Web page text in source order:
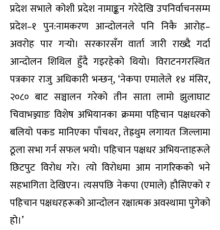
प्रदेश सभाले कोशी प्रदेश नामाङ्कन गरेदेखि उपनिर्वाचनसम्म
प्रदेश–१ पुन:नामकरण आन्दोलनले पनि निकै आरोह–
अवरोह पार गर्‍यो। सरकारसँग वार्ता जारी राख्दै गर्दा
आन्दोलन शिथिल हुँदै गइरहेको थियो। विराटनगरस्थित
पत्रकार राजु अधिकारी भन्छन्, ‘नेकपा एमालेले १४ मंसिर,
२०८० बाट सञ्चालन गरेको तीन साता लामो झुलाघाट
चिवाभञ्ज्याङ विशेष अभियानका क्रममा पहिचान पक्षधरको
बलियो पकड मानिएका पाँचथर, तेह्रथुम लगायत जिल्लामा
ठूला सभा गर्न सफल भयो। पहिचान पक्षधर अभियन्ताहरूले
छिटपुट विरोध गरे। त्यो विरोधमा आम नागरिकको भने
सहभागिता देखिएन। त्यसपछि नेकपा (एमाले) हौसिएको र
पहिचान पक्षधरहरूको आन्दोलन रक्षात्मक अवस्थामा पुगेको
हो।’